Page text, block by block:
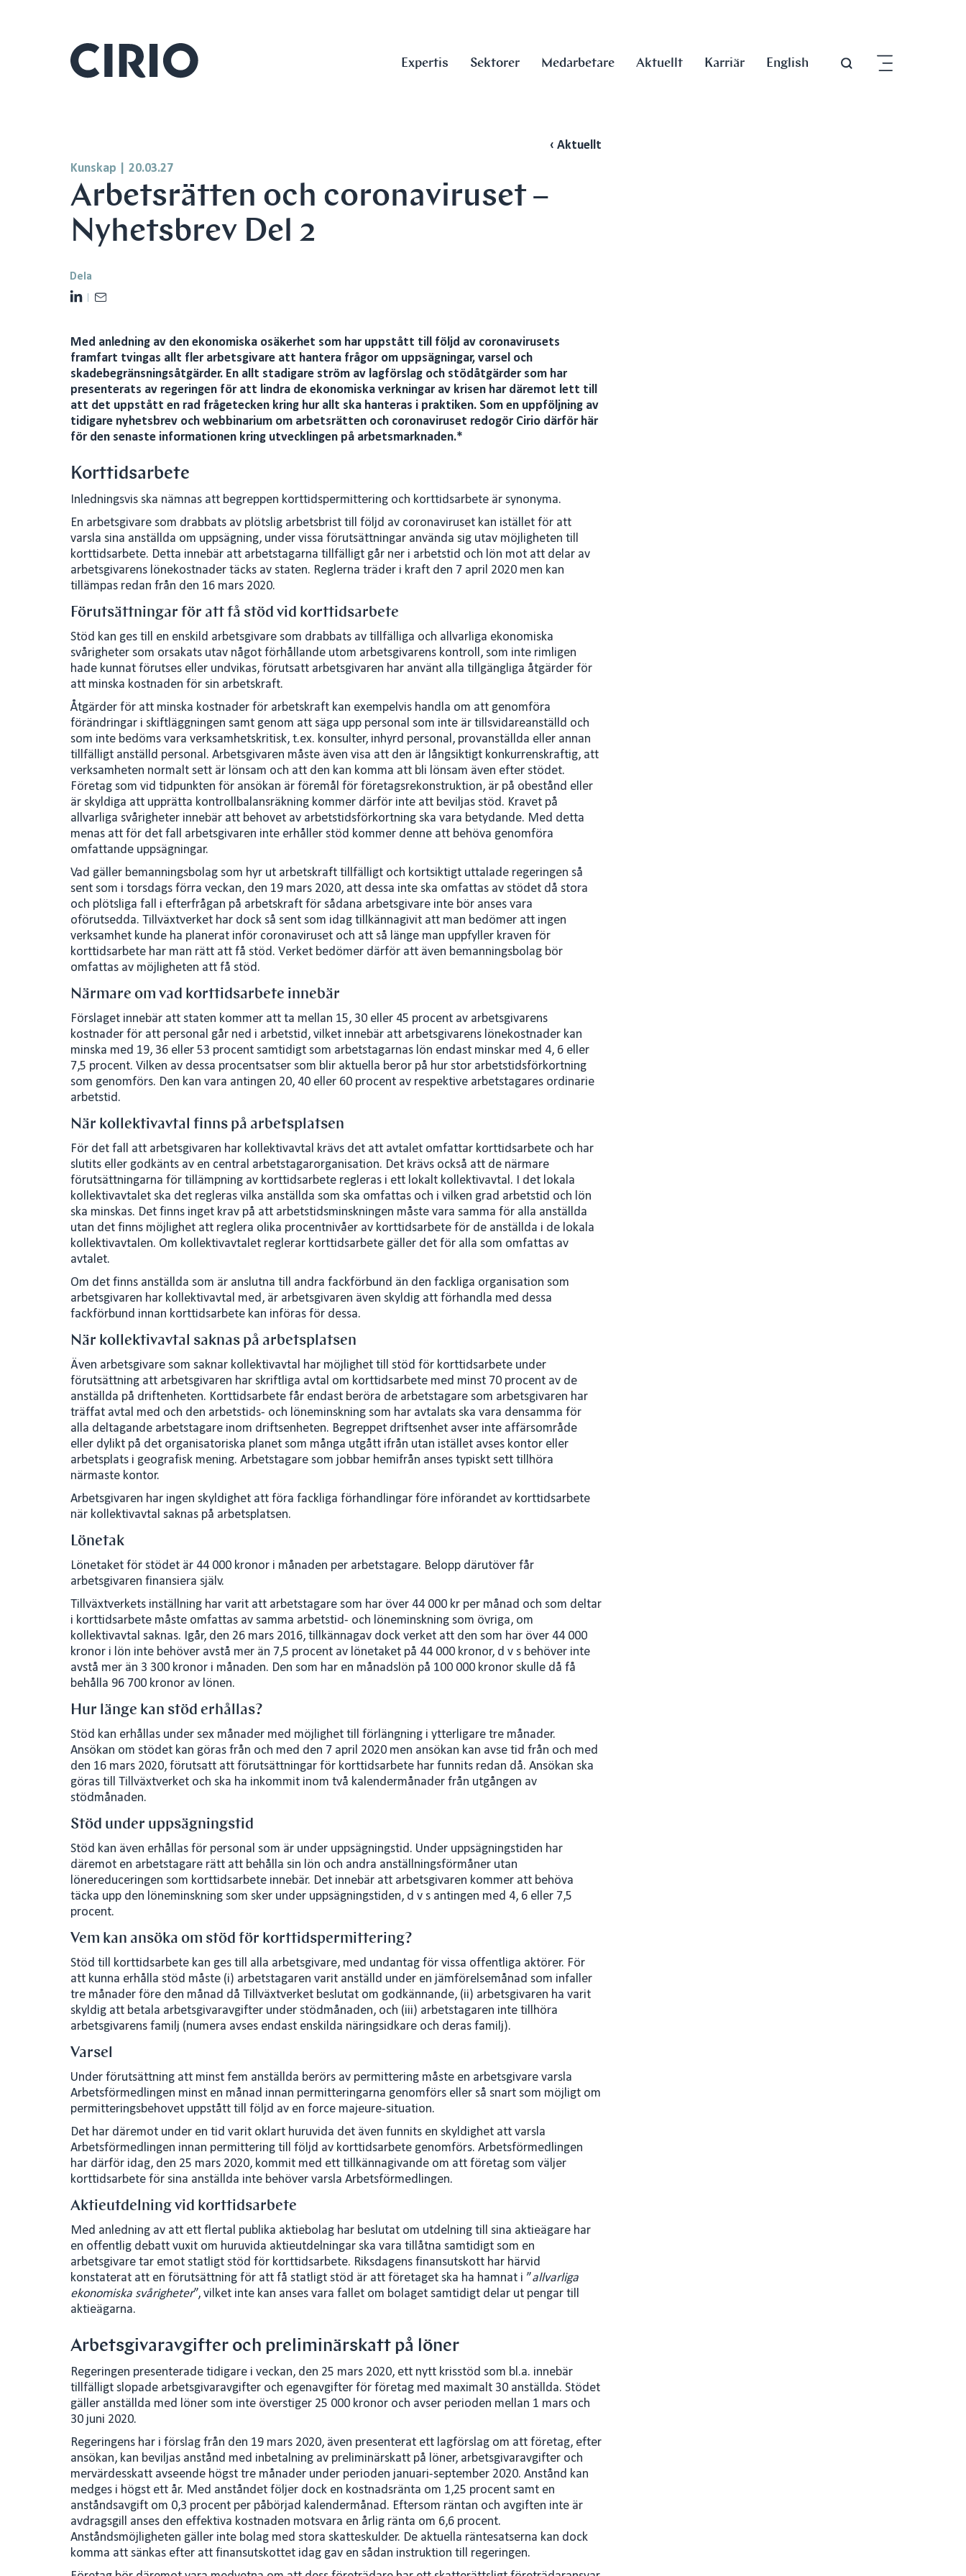
Expertis Sektorer Medarbetare Aktuellt Karriär English
‹ Aktuellt
Kunskap |20.03.27
Arbetsrätten och coronaviruset –
Nyhetsbrev Del 2
Dela
L
e
d
I
n
l
Med anledning av den ekonomiska osäkerhet som har uppstått till följd av coronavirusets
framfart tvingas allt fler arbetsgivare att hantera frågor om uppsägningar, varsel och
skadebegränsningsåtgärder. En allt stadigare ström av lagförslag och stödåtgärder som har
presenterats av regeringen för att lindra de ekonomiska verkningar av krisen har däremot lett till
att det uppstått en rad frågetecken kring hur allt ska hanteras i praktiken. Som en uppföljning av
tidigare nyhetsbrev och webbinarium om arbetsrätten och coronaviruset redogör Cirio därför här
för den senaste informationen kring utvecklingen på arbetsmarknaden.*
Korttidsarbete
Inledningsvis ska nämnas att begreppen korttidspermittering och korttidsarbete är synonyma.
En arbetsgivare som drabbats av plötslig arbetsbrist till följd av coronaviruset kan istället för att
varsla sina anställda om uppsägning, under vissa förutsättningar använda sig utav möjligheten till
korttidsarbete. Detta innebär att arbetstagarna tillfälligt går ner i arbetstid och lön mot att delar av
arbetsgivarens lönekostnader täcks av staten. Reglerna träder i kraft den 7 april 2020 men kan
tillämpas redan från den 16 mars 2020.
Förutsättningar för att få stöd vid korttidsarbete
Stöd kan ges till en enskild arbetsgivare som drabbats av tillfälliga och allvarliga ekonomiska
svårigheter som orsakats utav något förhållande utom arbetsgivarens kontroll, som inte rimligen
hade kunnat förutses eller undvikas, förutsatt arbetsgivaren har använt alla tillgängliga åtgärder för
att minska kostnaden för sin arbetskraft.
Åtgärder för att minska kostnader för arbetskraft kan exempelvis handla om att genomföra
förändringar i skiftläggningen samt genom att säga upp personal som inte är tillsvidareanställd och
som inte bedöms vara verksamhetskritisk, t.ex. konsulter, inhyrd personal, provanställda eller annan
tillfälligt anställd personal. Arbetsgivaren måste även visa att den är långsiktigt konkurrenskraftig, att
verksamheten normalt sett är lönsam och att den kan komma att bli lönsam även efter stödet.
Företag som vid tidpunkten för ansökan är föremål för företagsrekonstruktion, är på obestånd eller
är skyldiga att upprätta kontrollbalansräkning kommer därför inte att beviljas stöd. Kravet på
allvarliga svårigheter innebär att behovet av arbetstidsförkortning ska vara betydande. Med detta
menas att för det fall arbetsgivaren inte erhåller stöd kommer denne att behöva genomföra
omfattande uppsägningar.
Vad gäller bemanningsbolag som hyr ut arbetskraft tillfälligt och kortsiktigt uttalade regeringen så
sent som i torsdags förra veckan, den 19 mars 2020, att dessa inte ska omfattas av stödet då stora
och plötsliga fall i efterfrågan på arbetskraft för sådana arbetsgivare inte bör anses vara
oförutsedda. Tillväxtverket har dock så sent som idag tillkännagivit att man bedömer att ingen
verksamhet kunde ha planerat inför coronaviruset och att så länge man uppfyller kraven för
korttidsarbete har man rätt att få stöd. Verket bedömer därför att även bemanningsbolag bör
omfattas av möjligheten att få stöd.
Närmare om vad korttidsarbete innebär
Förslaget innebär att staten kommer att ta mellan 15, 30 eller 45 procent av arbetsgivarens
kostnader för att personal går ned i arbetstid, vilket innebär att arbetsgivarens lönekostnader kan
minska med 19, 36 eller 53 procent samtidigt som arbetstagarnas lön endast minskar med 4, 6 eller
7,5 procent. Vilken av dessa procentsatser som blir aktuella beror på hur stor arbetstidsförkortning
som genomförs. Den kan vara antingen 20, 40 eller 60 procent av respektive arbetstagares ordinarie
arbetstid.
När kollektivavtal finns på arbetsplatsen
För det fall att arbetsgivaren har kollektivavtal krävs det att avtalet omfattar korttidsarbete och har
slutits eller godkänts av en central arbetstagarorganisation. Det krävs också att de närmare
förutsättningarna för tillämpning av korttidsarbete regleras i ett lokalt kollektivavtal. I det lokala
kollektivavtalet ska det regleras vilka anställda som ska omfattas och i vilken grad arbetstid och lön
ska minskas. Det finns inget krav på att arbetstidsminskningen måste vara samma för alla anställda
utan det finns möjlighet att reglera olika procentnivåer av korttidsarbete för de anställda i de lokala
kollektivavtalen. Om kollektivavtalet reglerar korttidsarbete gäller det för alla som omfattas av
avtalet.
Om det finns anställda som är anslutna till andra fackförbund än den fackliga organisation som
arbetsgivaren har kollektivavtal med, är arbetsgivaren även skyldig att förhandla med dessa
fackförbund innan korttidsarbete kan införas för dessa.
När kollektivavtal saknas på arbetsplatsen
Även arbetsgivare som saknar kollektivavtal har möjlighet till stöd för korttidsarbete under
förutsättning att arbetsgivaren har skriftliga avtal om korttidsarbete med minst 70 procent av de
anställda på driftenheten. Korttidsarbete får endast beröra de arbetstagare som arbetsgivaren har
träffat avtal med och den arbetstids- och löneminskning som har avtalats ska vara densamma för
alla deltagande arbetstagare inom driftsenheten. Begreppet driftsenhet avser inte affärsområde
eller dylikt på det organisatoriska planet som många utgått ifrån utan istället avses kontor eller
arbetsplats i geografisk mening. Arbetstagare som jobbar hemifrån anses typiskt sett tillhöra
närmaste kontor.
Arbetsgivaren har ingen skyldighet att föra fackliga förhandlingar före införandet av korttidsarbete
när kollektivavtal saknas på arbetsplatsen.
Lönetak
Lönetaket för stödet är 44 000 kronor i månaden per arbetstagare. Belopp därutöver får
arbetsgivaren finansiera själv.
Tillväxtverkets inställning har varit att arbetstagare som har över 44 000 kr per månad och som deltar
i korttidsarbete måste omfattas av samma arbetstid- och löneminskning som övriga, om
kollektivavtal saknas. Igår, den 26 mars 2016, tillkännagav dock verket att den som har över 44 000
kronor i lön inte behöver avstå mer än 7,5 procent av lönetaket på 44 000 kronor, d v s behöver inte
avstå mer än 3 300 kronor i månaden. Den som har en månadslön på 100 000 kronor skulle då få
behålla 96 700 kronor av lönen.
Hur länge kan stöd erhållas?
Stöd kan erhållas under sex månader med möjlighet till förlängning i ytterligare tre månader.
Ansökan om stödet kan göras från och med den 7 april 2020 men ansökan kan avse tid från och med
den 16 mars 2020, förutsatt att förutsättningar för korttidsarbete har funnits redan då. Ansökan ska
göras till Tillväxtverket och ska ha inkommit inom två kalendermånader från utgången av
stödmånaden.
Stöd under uppsägningstid
Stöd kan även erhållas för personal som är under uppsägningstid. Under uppsägningstiden har
däremot en arbetstagare rätt att behålla sin lön och andra anställningsförmåner utan
lönereduceringen som korttidsarbete innebär. Det innebär att arbetsgivaren kommer att behöva
täcka upp den löneminskning som sker under uppsägningstiden, d v s antingen med 4, 6 eller 7,5
procent.
Vem kan ansöka om stöd för korttidspermittering?
Stöd till korttidsarbete kan ges till alla arbetsgivare, med undantag för vissa offentliga aktörer. För
att kunna erhålla stöd måste (i) arbetstagaren varit anställd under en jämförelsemånad som infaller
tre månader före den månad då Tillväxtverket beslutat om godkännande, (ii) arbetsgivaren ha varit
skyldig att betala arbetsgivaravgifter under stödmånaden, och (iii) arbetstagaren inte tillhöra
arbetsgivarens familj (numera avses endast enskilda näringsidkare och deras familj).
Varsel
Under förutsättning att minst fem anställda berörs av permittering måste en arbetsgivare varsla
Arbetsförmedlingen minst en månad innan permitteringarna genomförs eller så snart som möjligt om
permitteringsbehovet uppstått till följd av en force majeure-situation.
Det har däremot under en tid varit oklart huruvida det även funnits en skyldighet att varsla
Arbetsförmedlingen innan permittering till följd av korttidsarbete genomförs. Arbetsförmedlingen
har därför idag, den 25 mars 2020, kommit med ett tillkännagivande om att företag som väljer
korttidsarbete för sina anställda inte behöver varsla Arbetsförmedlingen.
Aktieutdelning vid korttidsarbete
Med anledning av att ett flertal publika aktiebolag har beslutat om utdelning till sina aktieägare har
en offentlig debatt vuxit om huruvida aktieutdelningar ska vara tillåtna samtidigt som en
arbetsgivare tar emot statligt stöd för korttidsarbete. Riksdagens finansutskott har härvid
konstaterat att en förutsättning för att få statligt stöd är att företaget ska ha hamnat i ”allvarliga
ekonomiska svårigheter”, vilket inte kan anses vara fallet om bolaget samtidigt delar ut pengar till
aktieägarna.
Arbetsgivaravgifter och preliminärskatt på löner
Regeringen presenterade tidigare i veckan, den 25 mars 2020, ett nytt krisstöd som bl.a. innebär
tillfälligt slopade arbetsgivaravgifter och egenavgifter för företag med maximalt 30 anställda. Stödet
gäller anställda med löner som inte överstiger 25 000 kronor och avser perioden mellan 1 mars och
30 juni 2020.
Regeringens har i förslag från den 19 mars 2020, även presenterat ett lagförslag om att företag, efter
ansökan, kan beviljas anstånd med inbetalning av preliminärskatt på löner, arbetsgivaravgifter och
mervärdesskatt avseende högst tre månader under perioden januari-september 2020. Anstånd kan
medges i högst ett år. Med anståndet följer dock en kostnadsränta om 1,25 procent samt en
anståndsavgift om 0,3 procent per påbörjad kalendermånad. Eftersom räntan och avgiften inte är
avdragsgill anses den effektiva kostnaden motsvara en årlig ränta om 6,6 procent.
Anståndsmöjligheten gäller inte bolag med stora skatteskulder. De aktuella räntesatserna kan dock
komma att sänkas efter att finansutskottet idag gav en sådan instruktion till regeringen.